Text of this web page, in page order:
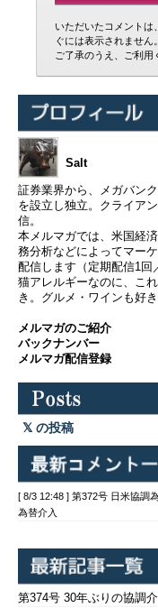
いただいたコメントは
ぐには表示されません。
ご了承のうえ、ご利用
Salt
証券業界から、メガバン
を設立し独立。クライア
信。
本メルマガでは、米国経
務分析などによってマー
配信します（定期配信1回
猫アレルギーなのに、こ
き。グルメ・ワインも好き
メルマガのご紹介
バックナンバー
メルマガ配信登録
の投稿
[ 8/3 12:48 ] 第372号 日米協調
為替介入
第374号 30年ぶりの協調